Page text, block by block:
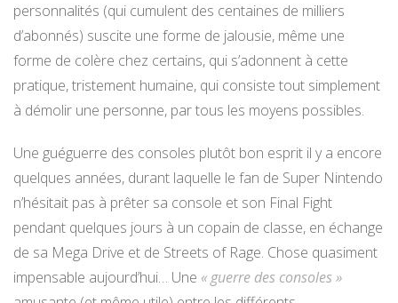
personnalités (qui cumulent des centaines de milliers
d’abonnés) suscite une forme de jalousie, même une
forme de colère chez certains, qui s’adonnent à cette
pratique, tristement humaine, qui consiste tout simplement
à démolir une personne, par tous les moyens possibles.
Une guéguerre des consoles plutôt bon esprit il y a encore
quelques années, durant laquelle le fan de Super Nintendo
n’hésitait pas à prêter sa console et son Final Fight
pendant quelques jours à un copain de classe, en échange
de sa Mega Drive et de Streets of Rage. Chose quasiment
impensable aujourd’hui… Une « guerre des consoles »